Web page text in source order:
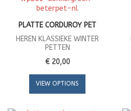
PLATTE CORDUROY PET
HEREN KLASSIEKE WINTER
PETTEN
€ 20,00
VIEW OPTIONS